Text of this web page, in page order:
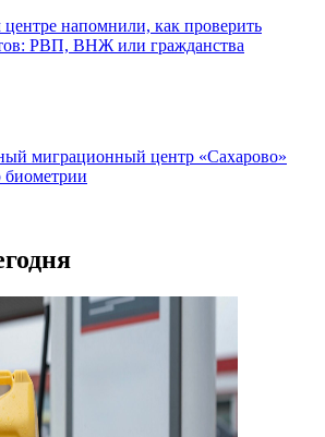
напомнили, как проверить
РВП, ВНЖ или гражданства
миграционный центр «Сахарово»
биометрии